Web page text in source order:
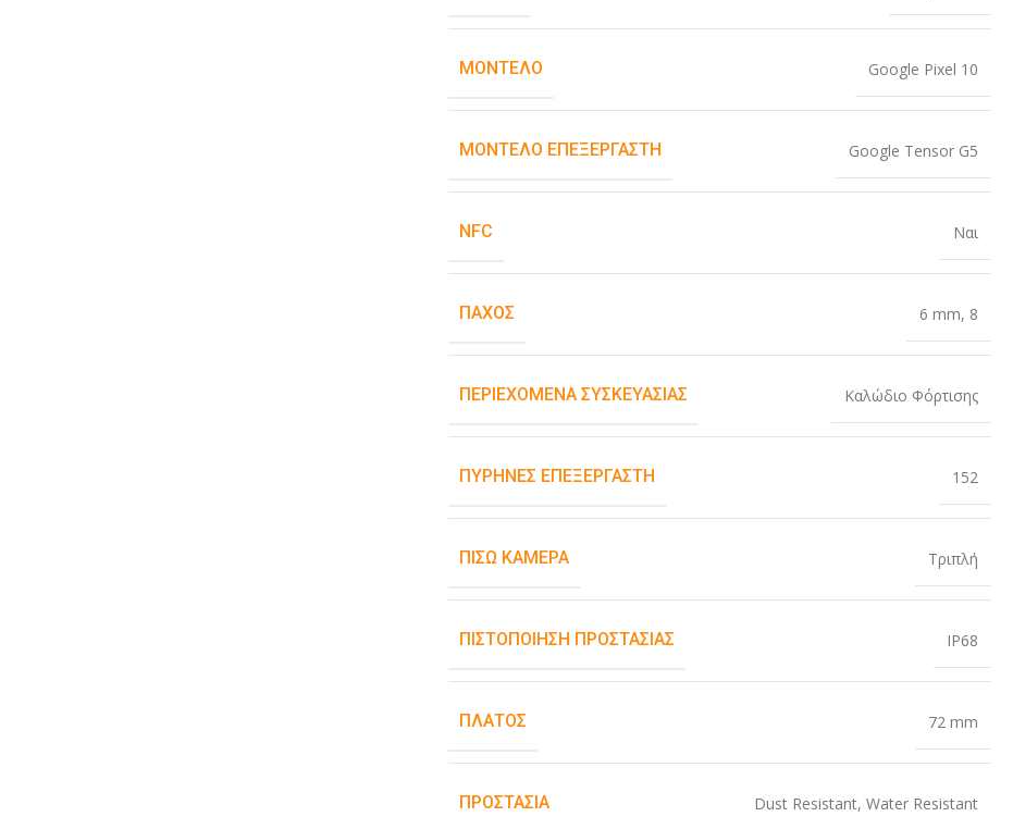
ΜΟΝΤΈΛΟ Google Pixel 10
ΜΟΝΤΈΛΟ ΕΠΕΞΕΡΓΑΣΤΉ Google Tensor G5
NFC Ναι
ΠΆΧΟΣ 6 mm, 8
ΠΕΡΙΕΧΌΜΕΝΑ ΣΥΣΚΕΥΑΣΊΑΣ Καλώδιο Φόρτισης
ΠΥΡΉΝΕΣ ΕΠΕΞΕΡΓΑΣΤΉ 152
ΠΊΣΩ ΚΆΜΕΡΑ Τριπλή
ΠΙΣΤΟΠΟΊΗΣΗ ΠΡΟΣΤΑΣΊΑΣ IP68
ΠΛΆΤΟΣ 72 mm
ΠΡΟΣΤΑΣΊΑ Dust Resistant, Water Resistant